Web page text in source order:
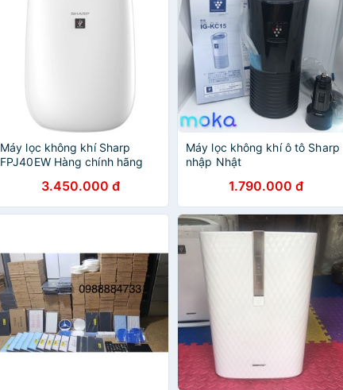
Máy lọc không khí Sharp
FPJ40EW Hàng chính hãng
3.450.000 đ
Máy lọc không khí ô tô Sharp
nhập Nhật
1.790.000 đ